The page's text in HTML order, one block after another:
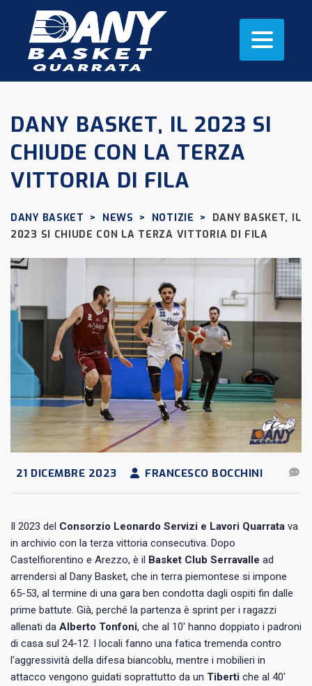
DANY BASKET, IL 2023 SI
CHIUDE CON LA TERZA
VITTORIA DI FILA
DANY BASKET > NEWS > NOTIZIE >
DANY BASKET, IL
2023 SI CHIUDE CON LA TERZA VITTORIA DI FILA
21 DICEMBRE 2023 FRANCESCO BOCCHINI
Il 2023 del Consorzio Leonardo Servizi e Lavori Quarrata va
in archivio con la terza vittoria consecutiva. Dopo
Castelfiorentino e Arezzo, è il Basket Club Serravalle ad
arrendersi al Dany Basket, che in terra piemontese si impone
65-53, al termine di una gara ben condotta dagli ospiti fin dalle
prime battute. Già, perché la partenza è sprint per i ragazzi
allenati da Alberto Tonfoni, che al 10′ hanno doppiato i padroni
di casa sul 24-12. I locali fanno una fatica tremenda contro
l’aggressività della difesa biancoblu, mentre i mobilieri in
attacco vengono guidati soprattutto da un Tiberti che al 40′